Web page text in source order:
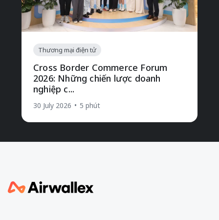
Thương mại điện tử
Cross Border Commerce Forum
2026: Những chiến lược doanh
nghiệp c...
30 July 2026 • 5 phút